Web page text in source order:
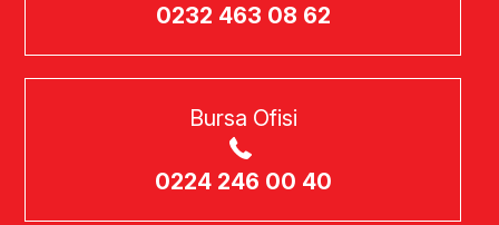
0232 463 08 62
Bursa Ofisi
0224 246 00 40